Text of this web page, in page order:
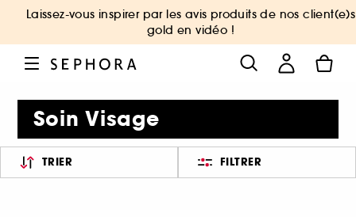
Laissez-vous inspirer par les avis produits de nos client(e)s
gold en vidéo !
Soin Visage
TRIER FILTRER